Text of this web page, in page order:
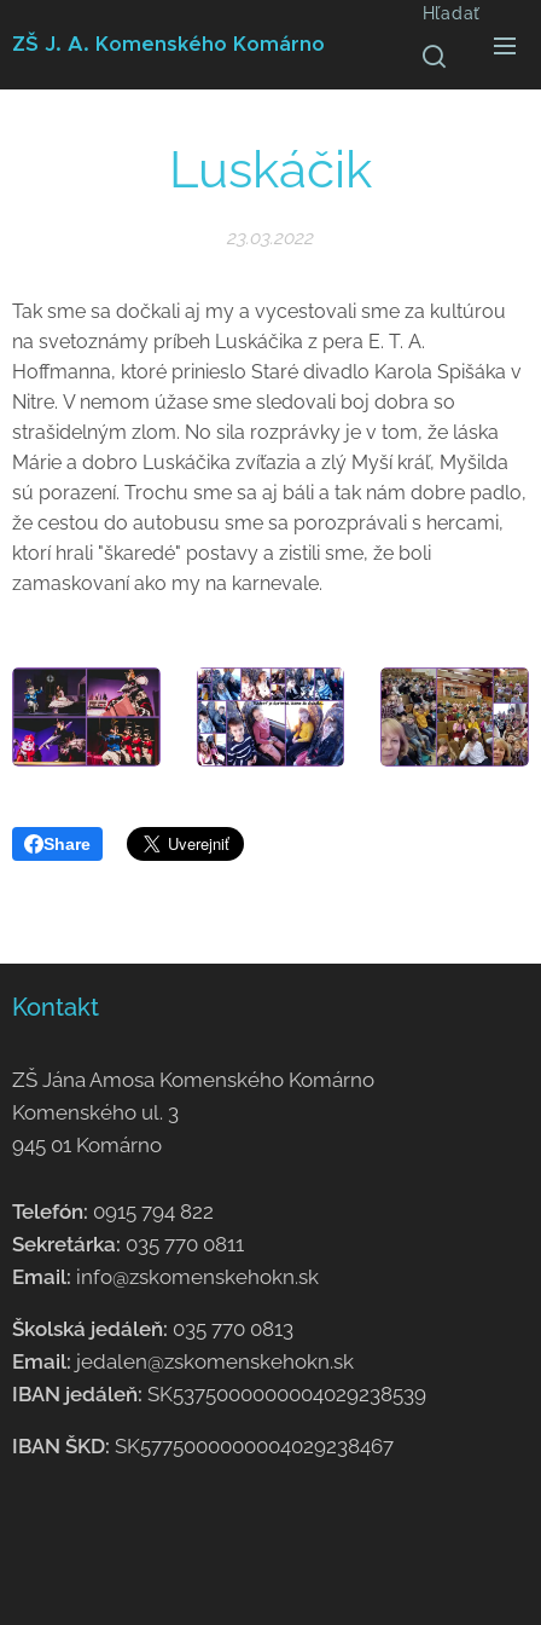
ZŠ J. A. Komenského Komárno
Hľadať
Luskáčik
23.03.2022
Tak sme sa dočkali aj my a vycestovali sme za kultúrou
na svetoznámy príbeh Luskáčika z pera E. T. A.
Hoffmanna, ktoré prinieslo Staré divadlo Karola Spišáka v
Nitre. V nemom úžase sme sledovali boj dobra so
strašidelným zlom. No sila rozprávky je v tom, že láska
Márie a dobro Luskáčika zvíťazia a zlý Myší kráľ, Myšilda
sú porazení. Trochu sme sa aj báli a tak nám dobre padlo,
že cestou do autobusu sme sa porozprávali s hercami,
ktorí hrali "škaredé" postavy a zistili sme, že boli
zamaskovaní ako my na karnevale.
Share
Kontakt
ZŠ Jána Amosa Komenského Komárno
Komenského ul. 3
945 01 Komárno
Telefón: 0915 794 822
Sekretárka: 035 770 0811
Email: info@zskomenskehokn.sk
Školská jedáleň: 035 770 0813
Email: jedalen@zskomenskehokn.sk
IBAN jedáleň: SK5375000000004029238539
IBAN ŠKD: SK5775000000004029238467